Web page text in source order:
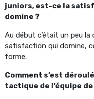
juniors, est-ce la
domine ?
Au début c’était un peu
satisfaction qui domine,
forme.
Comment s’est
tactique de l’équipe de